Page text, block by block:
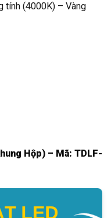
tính (4000K) – Vàng
Hộp) – Mã: TDLF-